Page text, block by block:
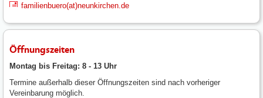
familienbuero(at)neunkirchen.de
Öffnungszeiten
Montag bis Freitag: 8 - 13 Uhr
Termine außerhalb dieser Öffnungszeiten sind nach vorheriger
Vereinbarung möglich.